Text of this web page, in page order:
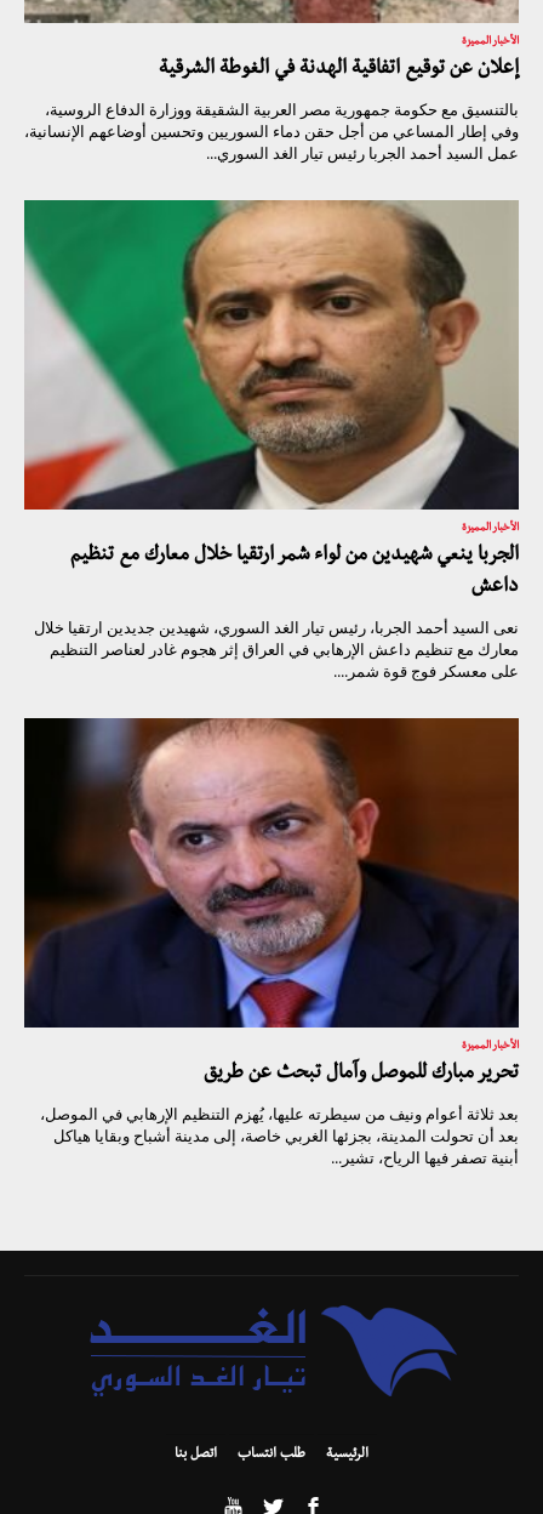
الأخبار المميزة
إعلان عن توقيع اتفاقية الهدنة في الغوطة الشرقية
بالتنسيق مع حكومة جمهورية مصر العربية الشقيقة ووزارة الدفاع الروسية،
وفي إطار المساعي من أجل حقن دماء السوريين وتحسين أوضاعهم الإنسانية،
عمل السيد أحمد الجربا رئيس تيار الغد السوري...
الأخبار المميزة
الجربا ينعي شهيدين من لواء شمر ارتقيا خلال معارك مع تنظيم
داعش
نعى السيد أحمد الجربا، رئيس تيار الغد السوري، شهيدين جديدين ارتقيا خلال
معارك مع تنظيم داعش الإرهابي في العراق إثر هجوم غادر لعناصر التنظيم
على معسكر فوج قوة شمر....
الأخبار المميزة
تحرير مبارك للموصل وآمال تبحث عن طريق
بعد ثلاثة أعوام ونيف من سيطرته عليها، يُهزم التنظيم الإرهابي في الموصل،
بعد أن تحولت المدينة، بجزئها الغربي خاصة، إلى مدينة أشباح وبقايا هياكل
أبنية تصفر فيها الرياح، تشير...
الرئيسية طلب انتساب اتصل بنا